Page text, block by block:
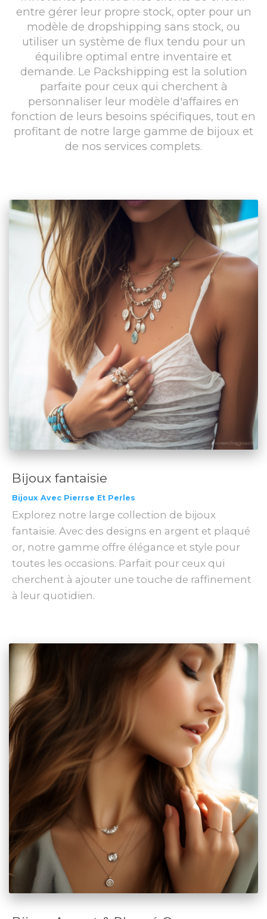
entre gérer leur propre stock, opter pour un
modèle de dropshipping sans stock, ou
utiliser un système de flux tendu pour un
équilibre optimal entre inventaire et
demande. Le Packshipping est la solution
parfaite pour ceux qui cherchent à
personnaliser leur modèle d'affaires en
fonction de leurs besoins spécifiques, tout en
profitant de notre large gamme de bijoux et
de nos services complets.
Bijoux fantaisie
Bijoux Avec Pierrse Et Perles
Explorez notre large collection de bijoux
fantaisie. Avec des designs en argent et plaqué
or, notre gamme offre élégance et style pour
toutes les occasions. Parfait pour ceux qui
cherchent à ajouter une touche de raffinement
à leur quotidien.